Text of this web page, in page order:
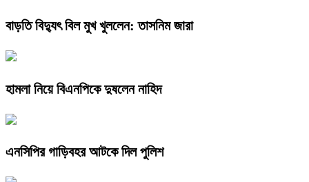
বাড়তি বিদ্যুৎ বিল মুখ খুললেন: তাসনিম জারা
হামলা নিয়ে বিএনপিকে দুষলেন নাহিদ
এনসিপির গাড়িবহর আটকে দিল পুলিশ